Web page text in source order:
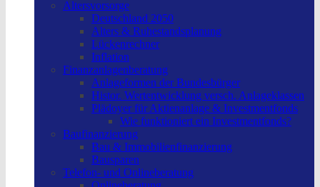
Altersvorsorge
Deutschland 2050
Alters & Ruhestandsplanung
Lückenrechner
Inflation
Finanzanlagenberatung
Anlageformen der Bundesbürger
Histor. Wertentwicklung versch. Anlageklassen
Plädoyer für Aktienanlage & Investmentfonds
Wie funktioniert ein Investmentfonds?
Baufinanzierung
Bau & Immobilienfinanzierung
Bausparen
Telefon- und Onlineberatung